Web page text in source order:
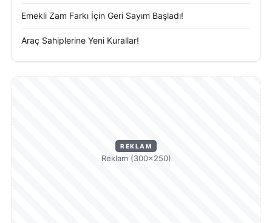
Emekli Zam Farkı İçin Geri Sayım Başladı!
Araç Sahiplerine Yeni Kurallar!
REKLAM
Reklam (300×250)